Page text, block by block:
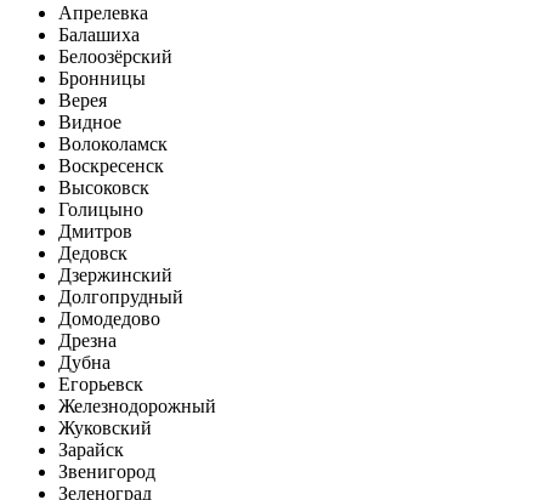
Апрелевка
Балашиха
Белоозёрский
Бронницы
Верея
Видное
Волоколамск
Воскресенск
Высоковск
Голицыно
Дмитров
Дедовск
Дзержинский
Долгопрудный
Домодедово
Дрезна
Дубна
Егорьевск
Железнодорожный
Жуковский
Зарайск
Звенигород
Зеленоград